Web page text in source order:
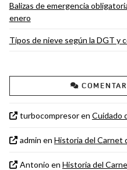
Balizas de emergencia
enero
Tipos de nieve según la DGT y
turbocompresoren Cuidado
admin en Historia del Carnet
Antonio en Historia del